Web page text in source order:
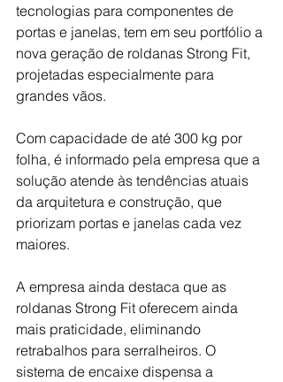
tecnologias para componentes de
portas e janelas, tem em seu portfólio a
nova geração de roldanas Strong Fit,
projetadas especialmente para
grandes vãos.
Com capacidade de até 300 kg por
folha, é informado pela empresa que a
solução atende às tendências atuais
da arquitetura e construção, que
priorizam portas e janelas cada vez
maiores.
A empresa ainda destaca que as
roldanas Strong Fit oferecem ainda
mais praticidade, eliminando
retrabalhos para serralheiros. O
sistema de encaixe dispensa a